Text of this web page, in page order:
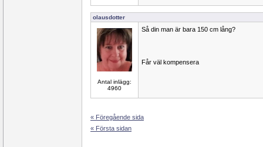
olausdotter
Antal inlägg:
4960
Så din man är bara 150 cm lång?
Får väl kompensera
« Föregående sida
« Första sidan